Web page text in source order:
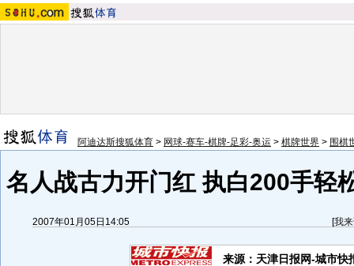
阿迪达斯搜狐体育 > 网球-赛车-棋牌-足彩-奥运 > 棋牌世界 > 围棋
名人战古力开门红 执白200手轻
2007年01月05日14:05 [我
来源：天津日报网-城市快